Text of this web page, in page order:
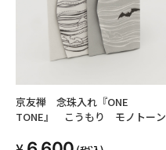
京友禅 念珠入れ『ONE
TONE』 こうもり モノトーン